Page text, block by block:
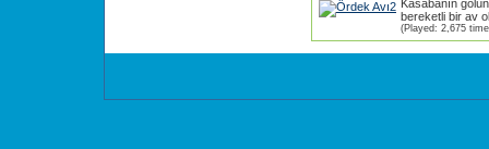
Kasabanın
bereketli bir av
(Played: 2,675